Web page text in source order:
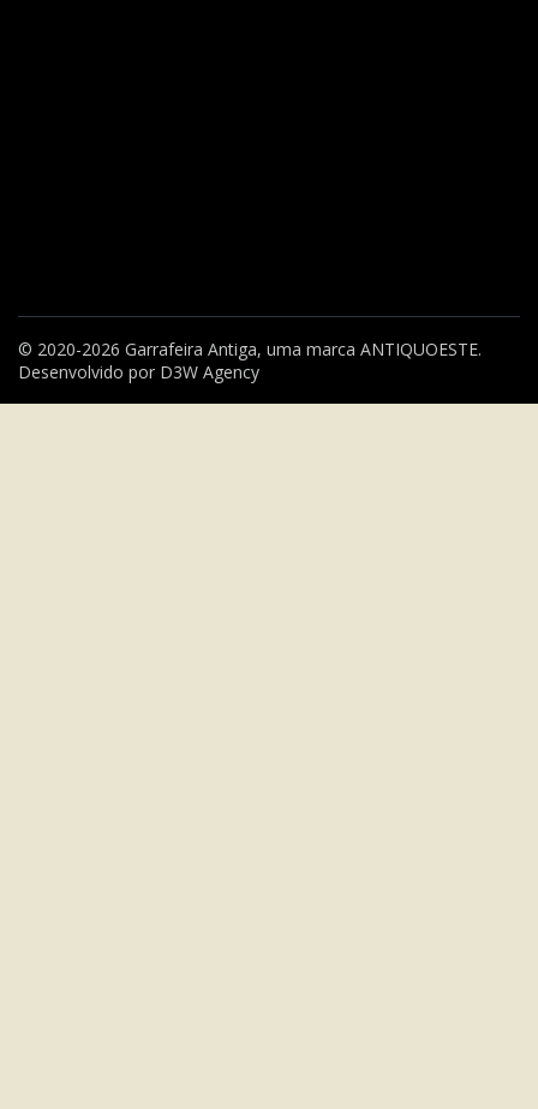
© 2020-2026 Garrafeira Antiga, uma marca ANTIQUOESTE.
Desenvolvido por D3W Agency